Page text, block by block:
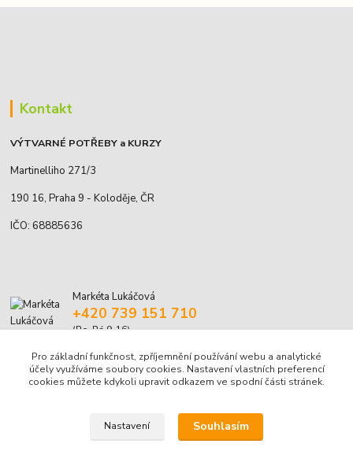
Kontakt
VÝTVARNÉ POTŘEBY a KURZY
Martinelliho 271/3
190 16, Praha 9 - Koloděje, ČR
IČO: 68885636
Markéta Lukáčová
+420 739 151 710
(Po-Pá 9-16)
marketa.lukacova@volny.cz
Pro základní funkčnost, zpříjemnění používání webu a analytické
účely využíváme soubory cookies. Nastavení vlastních preferencí
cookies můžete kdykoli upravit odkazem ve spodní části stránek.
Nastavení Souhlasím